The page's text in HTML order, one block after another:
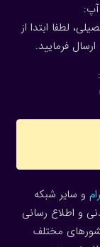
لطفا ابتدا از
فرمایید.
و سایر شبکه
و اطلاع رسانی
مختلف